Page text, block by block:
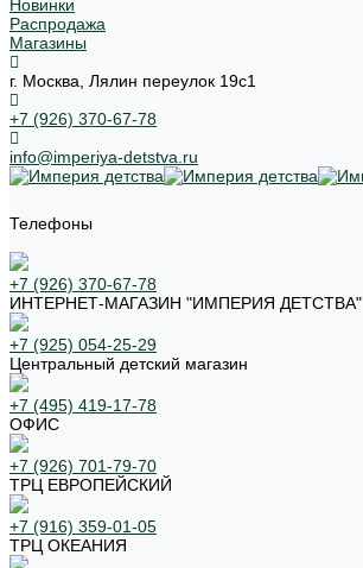
Новинки
Распродажа
Магазины
г. Москва, Лялин переулок 19с1
+7 (926) 370-67-78
info@imperiya-detstva.ru
Телефоны
+7 (926) 370-67-78
ИНТЕРНЕТ-МАГАЗИН "ИМПЕРИЯ ДЕТСТВА"
+7 (925) 054-25-29
Центральный детский магазин
+7 (495) 419-17-78
ОФИС
+7 (926) 701-79-70
ТРЦ ЕВРОПЕЙСКИЙ
+7 (916) 359-01-05
ТРЦ ОКЕАНИЯ